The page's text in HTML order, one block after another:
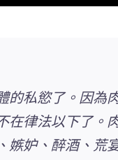
的私慾了。因為
律法以下了。
嫉妒、醉酒、荒